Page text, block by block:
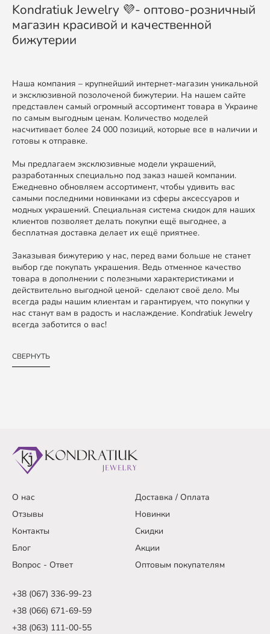
Kondratiuk Jewelry 💜- оптово-розничный
магазин красивой и качественной
бижутерии
Наша компания – крупнейший интернет-магазин уникальной
и эксклюзивной позолоченой бижутерии. На нашем сайте
представлен самый огромный ассортимент товара в Украине
по самым выгодным ценам. Количество моделей
насчитивает более 24 000 позиций, которые все в наличии и
готовы к отправке.
Мы предлагаем эксклюзивные модели украшений,
разработанных специально под заказ нашей компании.
Ежедневно обновляем ассортимент, чтобы удивить вас
самыми последними новинками из сферы аксессуаров и
модных украшений. Специальная система скидок для наших
клиентов позволяет делать покупки ещё выгоднее, а
бесплатная доставка делает их ещё приятнее.
Заказывая бижутерию у нас, перед вами больше не станет
выбор где покупать украшения. Ведь отменное качество
товара в дополнении с полезными характеристиками и
действительно выгодной ценой- сделают своё дело. Мы
всегда рады нашим клиентам и гарантируем, что покупки у
нас станут вам в радость и наслаждение. Kondratiuk Jewelry
всегда заботится о вас!
СВЕРНУТЬ
О нас
Доставка / Оплата
Отзывы
Новинки
Контакты
Скидки
Блог
Акции
Вопрос - Ответ
Оптовым покупателям
+38 (067) 336-99-23
+38 (066) 671-69-59
+38 (063) 111-00-55